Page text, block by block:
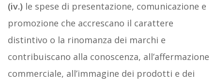
(iv.) le spese di presentazione, comunicazione e
promozione che accrescano il carattere
distintivo o la rinomanza dei marchi e
contribuiscano alla conoscenza, all’affermazione
commerciale, all’immagine dei prodotti e dei